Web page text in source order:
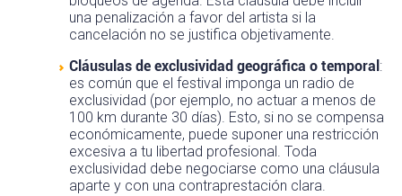
una penalización a favor del artista si la
cancelación no se justifica objetivamente.
Cláusulas de exclusividad geográfica o temporal :
es común que el festival imponga un radio de
exclusividad (por ejemplo, no actuar a menos de
100 km durante 30 días). Esto, si no se compensa
económicamente, puede suponer una restricción
excesiva a tu libertad profesional. Toda
exclusividad debe negociarse como una cláusula
aparte y con una contraprestación clara.